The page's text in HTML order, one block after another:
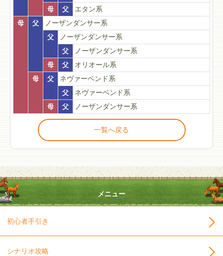
母
父
エタン系
母
父
ノーザンダンサー系
父
ノーザンダンサー系
父
ノーザンダンサー系
母
父
オリオール系
母
父
ネヴァーベンド系
父
ネヴァーベンド系
母
父 ノーザンダンサー系
一覧へ戻る
メニュー
初心者手引き
シナリオ攻略